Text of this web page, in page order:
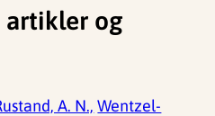
artikler og
A. N., Wentzel-